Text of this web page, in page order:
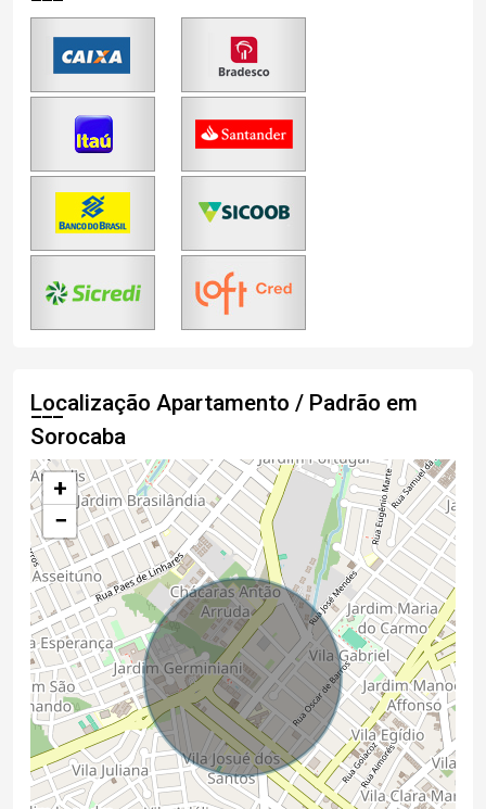
Localização Apartamento / Padrão em
Sorocaba
+
−